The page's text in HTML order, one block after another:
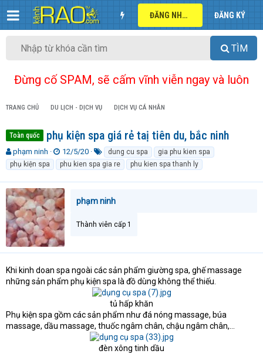
ĐĂNG NHẬP ĐĂNG KÝ
TÌM
Đừng cố SPAM, sẽ cấm vĩnh viễn ngay và luôn
TRANG CHỦ DU LỊCH - DỊCH VỤ DỊCH VỤ CÁ NHÂN
Toàn quốc phụ kiện spa giá rẻ taị tiên du, bắc ninh
T
h
r
e
a
d
s
t
a
r
e
r
phạm ninh
N
g
à
y
g
ử
i
12/5/20
ừ
k
h
a
dung cu spa
gia phu kien spa
phụ kiện spa
phu kien spa gia re phu kien spa thanh ly
phạm ninh
Thành viên cấp 1
Khi kinh doan spa ngoài các sản phẩm giường spa, ghế massage
những sản phẩm phụ kiện spa là đồ dùng không thể thiếu.
tủ hấp khăn​
Phụ kiện spa gồm các sản phẩm như đá nóng massage, búa
massage, dầu massage, thuốc ngâm chân, chậu ngâm chân,…
đèn xông tinh dầu​